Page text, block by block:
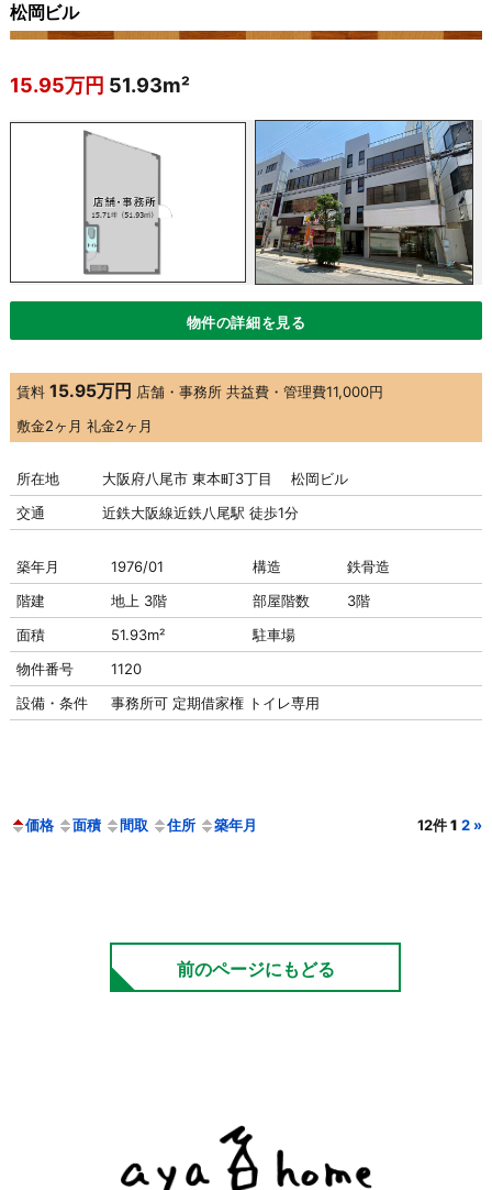
松岡ビル
15.95万円 51.93m²
物件の詳細を見る
賃料 15.95万円 店舗・事務所 共益費・管理費11,000円
敷金2ヶ月 礼金2ヶ月
所在地
大阪府八尾市 東本町3丁目 松岡ビル
交通
近鉄大阪線近鉄八尾駅 徒歩1分
築年月 1976/01 構造
鉄骨造
階建
地上 3階 部屋階数
3階
面積
51.93m²
駐車場
物件番号
1120
設備・条件
事務所可 定期借家権 トイレ専用
価格 面積 間取 住所 築年月 12件1 2»
前のページにもどる